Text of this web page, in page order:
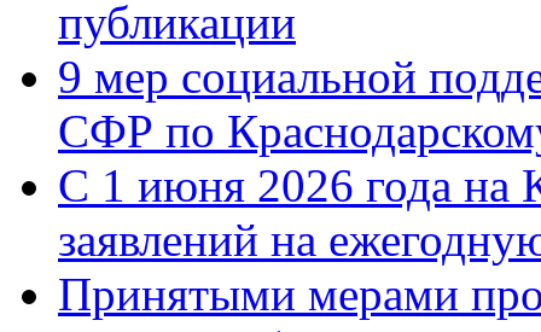
публикации
9 мер социальной
СФР по
С 1 июня 2026 года на
заявлений на
Принятыми мерами